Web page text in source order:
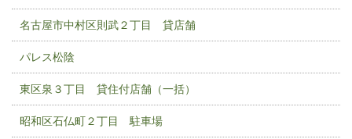
名古屋市中村区則武２丁目 貸店舗
パレス松陰
東区泉３丁目 貸住付店舗（一括）
昭和区石仏町２丁目 駐車場